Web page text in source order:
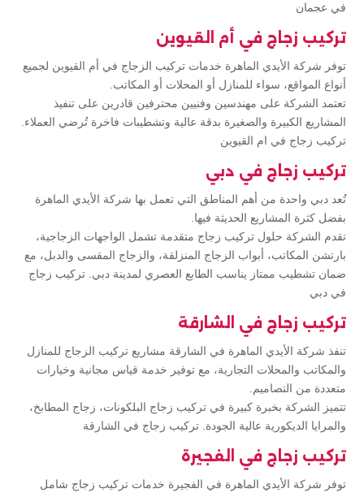
في عجمان
تركيب زجاج في أم القيوين
توفر شركة الأيدي الماهرة خدمات تركيب الزجاج في أم القيوين لجميع
أنواع المواقع، سواء للمنازل أو المحلات أو المكاتب.
تعتمد الشركة على مهندسين وفنيين محترفين قادرين على تنفيذ
المشاريع الكبيرة والصغيرة بدقة عالية وتشطيبات فاخرة تُرضي العملاء.
تركيب زجاج في ام القيوين
تركيب زجاج في دبي
تُعد دبي واحدة من أهم المناطق التي تعمل بها شركة الأيدي الماهرة
بفضل كثرة المشاريع الحديثة فيها.
تقدم الشركة حلول تركيب زجاج متقدمة تشمل الواجهات الزجاجية،
بارتشن المكاتب، أبواب الزجاج المنزلقة، والزجاج المقسى والدبل، مع
ضمان تشطيب ممتاز يناسب الطابع العصري لمدينة دبي. تركيب زجاج
في دبي
تركيب زجاج في الشارقة
تنفذ شركة الأيدي الماهرة في الشارقة مشاريع تركيب الزجاج للمنازل
والمكاتب والمحلات التجارية، مع توفير خدمة قياس مجانية وخيارات
متعددة من التصاميم.
تتميز الشركة بخبرة كبيرة في تركيب زجاج البلكونات، زجاج المطابخ،
والمرايا الديكورية عالية الجودة. تركيب زجاج في الشارقة
تركيب زجاج في الفجيرة
توفر شركة الأيدي الماهرة في الفجيرة خدمات تركيب زجاج شامل